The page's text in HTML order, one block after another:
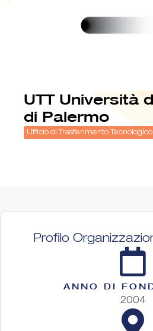
UTT Università
di Palermo
Ufficio di Trasferimento Tecnologico
Profilo
ANNO DI
2004